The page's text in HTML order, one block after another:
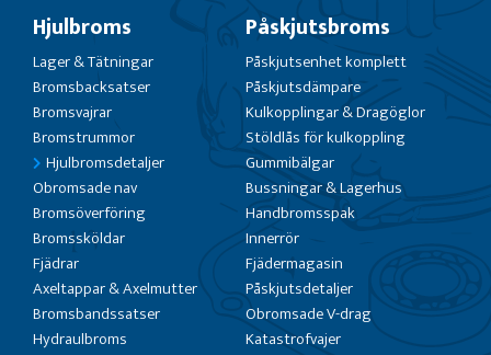
Hjulbroms
Lager & Tätningar
Bromsbacksatser
Bromsvajrar
Bromstrummor
Hjulbromsdetaljer
Obromsade nav
Bromsöverföring
Bromssköldar
Fjädrar
Axeltappar & Axelmutter
Bromsbandssatser
Hydraulbroms
Påskjutsbroms
Påskjutsenhet komplett
Påskjutsdämpare
Kulkopplingar & Dragöglor
Stöldlås för kulkoppling
Gummibälgar
Bussningar & Lagerhus
Handbromsspak
Innerrör
Fjädermagasin
Påskjutsdetaljer
Obromsade V-drag
Katastrofvajer